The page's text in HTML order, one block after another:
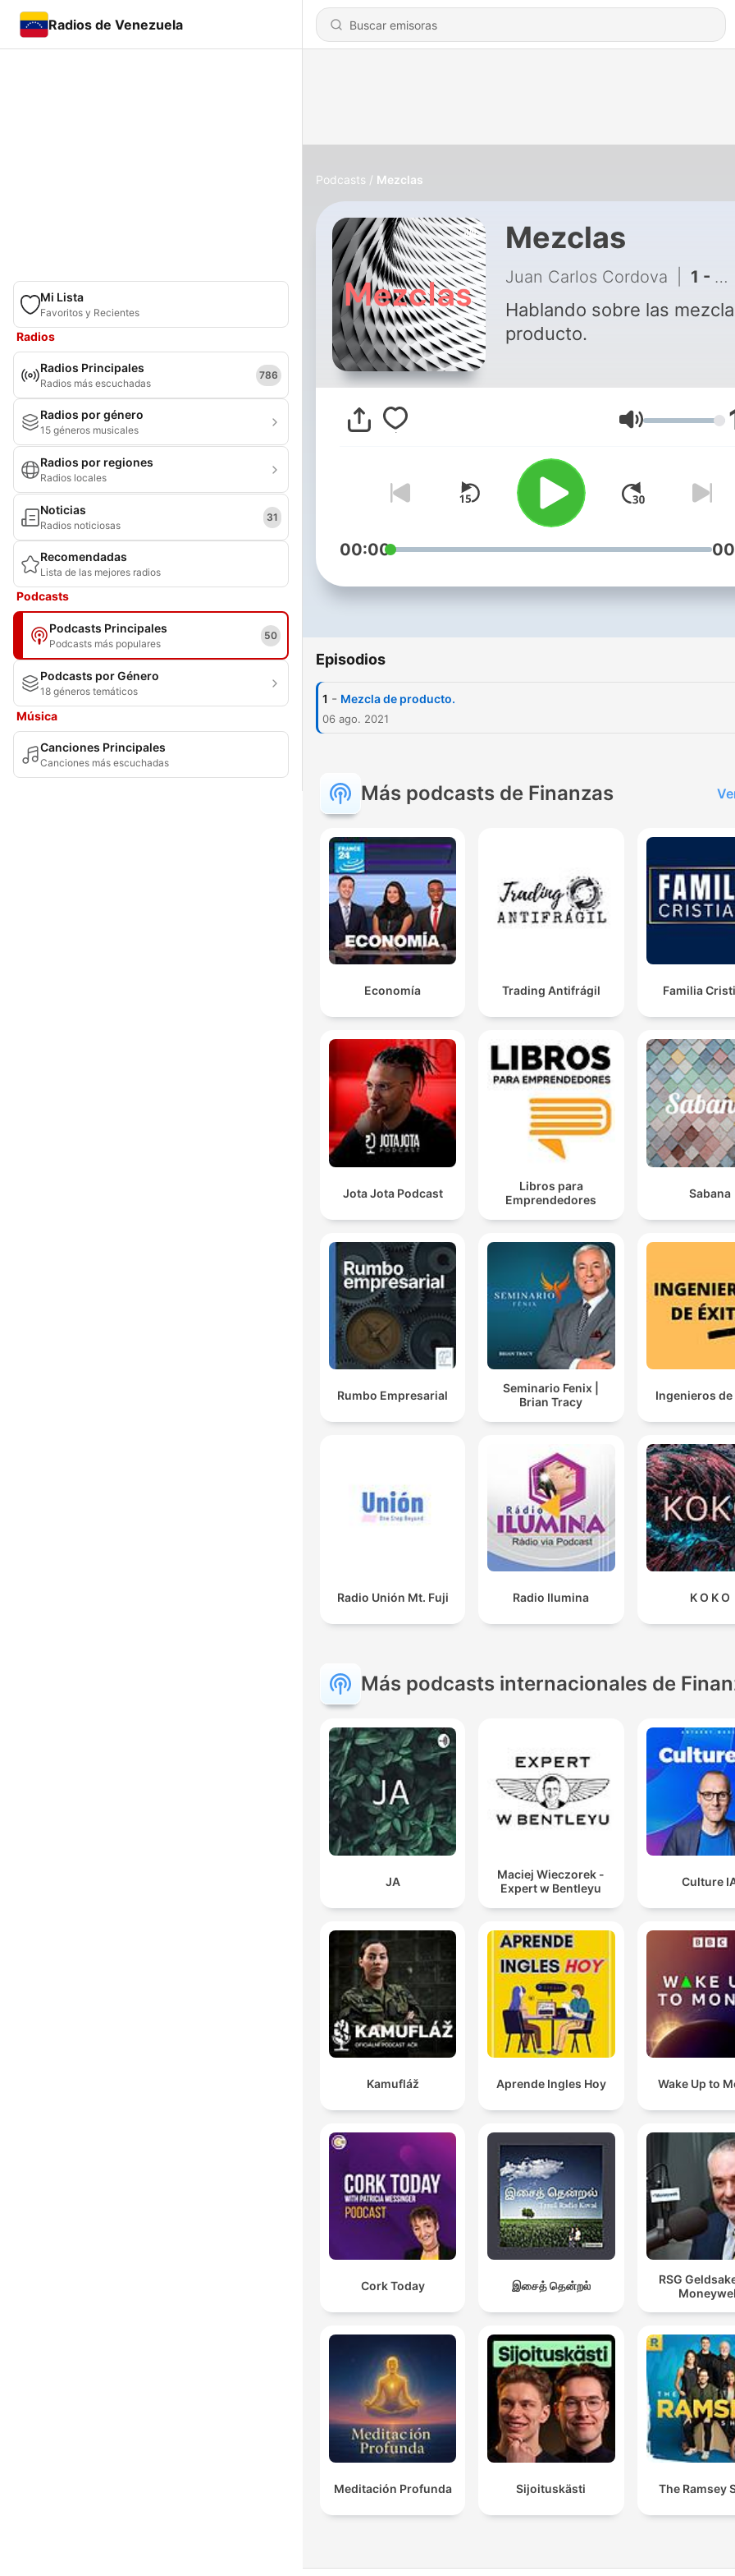
Radios de Venezuela
Mi Lista
Favoritos y Recientes
Radios
Radios Principales
Radios más escuchadas
786
Radios por género
15 géneros musicales
Radios por regiones
Radios locales
Noticias
Radios noticiosas
31
Recomendadas
Lista de las mejores radios
Podcasts
Podcasts Principales
Podcasts más populares
50
Podcasts por Género
18 géneros temáticos
Música
Canciones Principales
Canciones más escuchadas
Podcasts Mezclas
Mezclas
Juan Carlos Cordova 1 - Mezcla de producto.
Hablando sobre las
producto.
Volumen
00:00
Episodios
1 - Mezcla de producto.
06 ago. 2021
Más podcasts de Finanzas
Economía Trading Antifrágil Familia
Jota Jota Podcast
Libros para
Emprendedores
Sabana
Rumbo Empresarial
Seminario Fenix |
Brian Tracy
Ingenieros
Radio Unión Mt. Fuji Radio Ilumina K O K O
Más podcasts internacionales de
JA
Maciej Wieczorek -
Expert w Bentleyu
Culture
Kamufláž Aprende Ingles Hoy Wake Up to
Cork Today இசைத் தென்றல்
RSG
Meditación Profunda Sijoituskästi The Ramsey